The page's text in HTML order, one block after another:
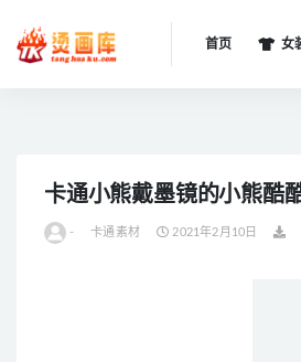
首页 女
卡通小熊戴墨镜的小熊酷
- 卡通素材 2021年2月10日